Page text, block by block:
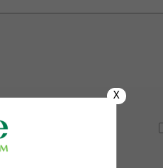
X
и политиката за